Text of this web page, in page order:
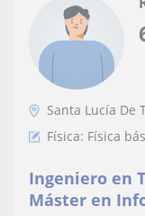
Santa Lucía De
Física: Física
Ingeniero en
Máster en